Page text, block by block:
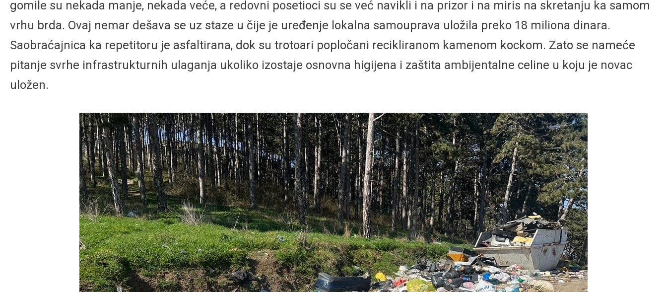
gomile su nekada manje, nekada veće, a redovni posetioci su se već navikli i na prizor i na miris na skretanju ka samom
vrhu brda. Ovaj nemar dešava se uz staze u čije je uređenje lokalna samouprava uložila preko 18 miliona dinara.
Saobraćajnica ka repetitoru je asfaltirana, dok su trotoari popločani recikliranom kamenom kockom. Zato se nameće
pitanje svrhe infrastrukturnih ulaganja ukoliko izostaje osnovna higijena i zaštita ambijentalne celine u koju je novac
uložen.